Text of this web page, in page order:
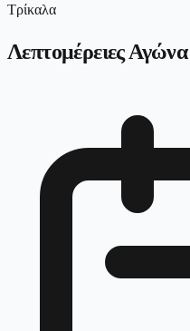
Τρίκαλα
Λεπτομέρειες Αγώνα